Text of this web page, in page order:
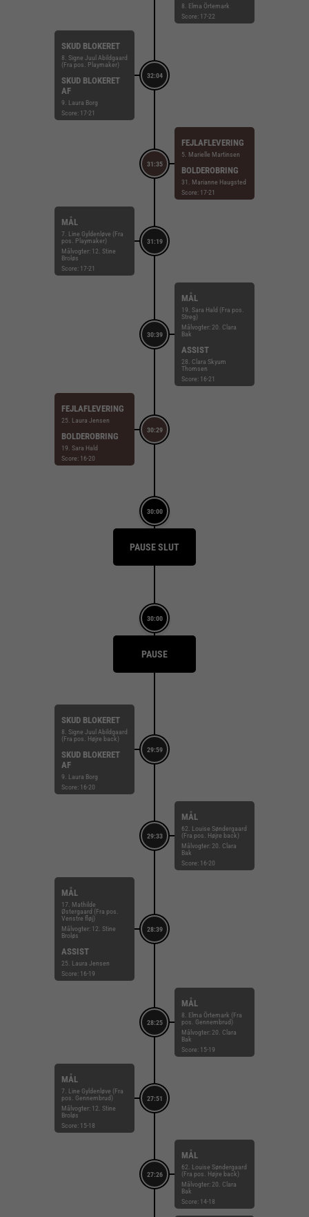
8. Elma Örtemark
Score: 17-22
32:04
SKUD BLOKERET
8. Signe Juul Abildgaard
(Fra pos. Playmaker)
SKUD BLOKERET
AF
9. Laura Borg
Score: 17-21
31:35
FEJLAFLEVERING
5. Marielle Martinsen
BOLDEROBRING
31. Marianne Haugsted
Score: 17-21
31:19
MÅL
7. Line Gyldenløve (Fra
pos. Playmaker)
Målvogter: 12. Stine
Broløs
Score: 17-21
30:39
MÅL
19. Sara Hald (Fra pos.
Streg)
Målvogter: 20. Clara
Bak
ASSIST
28. Clara Skyum
Thomsen
Score: 16-21
30:29
FEJLAFLEVERING
25. Laura Jensen
BOLDEROBRING
19. Sara Hald
Score: 16-20
30:00
PAUSE SLUT
30:00
PAUSE
29:59
SKUD BLOKERET
8. Signe Juul Abildgaard
(Fra pos. Højre back)
SKUD BLOKERET
AF
9. Laura Borg
Score: 16-20
29:33
MÅL
62. Louise Søndergaard
(Fra pos. Højre back)
Målvogter: 20. Clara
Bak
Score: 16-20
28:39
MÅL
17. Mathilde
Østergaard (Fra pos.
Venstre fløj)
Målvogter: 12. Stine
Broløs
ASSIST
25. Laura Jensen
Score: 16-19
28:25
MÅL
8. Elma Örtemark (Fra
pos. Gennembrud)
Målvogter: 20. Clara
Bak
Score: 15-19
27:51
MÅL
7. Line Gyldenløve (Fra
pos. Gennembrud)
Målvogter: 12. Stine
Broløs
Score: 15-18
27:26
MÅL
62. Louise Søndergaard
(Fra pos. Højre back)
Målvogter: 20. Clara
Bak
Score: 14-18